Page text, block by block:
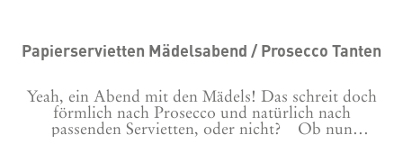
Papierservietten Mädelsabend / Prosecco Tanten
Yeah, ein Abend mit den Mädels! Das schreit doch
förmlich nach Prosecco und natürlich nach
passenden Servietten, oder nicht? Ob nun